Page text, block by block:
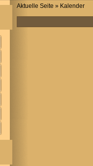
Aktuelle Seite » Kalender